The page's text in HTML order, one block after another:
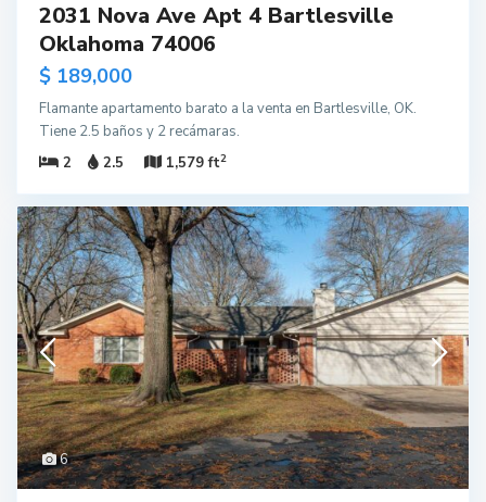
2031 Nova Ave Apt 4 Bartlesville
Oklahoma 74006
$ 189,000
Flamante apartamento barato a la venta en Bartlesville, OK.
Tiene 2.5 baños y 2 recámaras.
2
2.5 1,579 ft2
6